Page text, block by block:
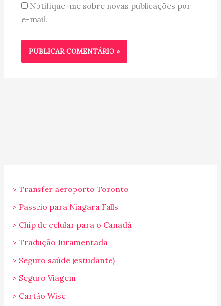
Notifique-me sobre novas publicações por
e-mail.
> Transfer aeroporto Toronto
> Passeio para Niagara Falls
> Chip de celular para o Canadá
> Tradução Juramentada
> Seguro saúde (estudante)
> Seguro Viagem
> Cartão Wise